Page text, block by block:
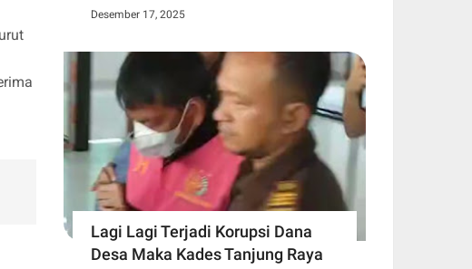
Desember 17, 2025
Lagi Lagi Terjadi Korupsi Dana
Desa Maka Kades Tanjung Raya